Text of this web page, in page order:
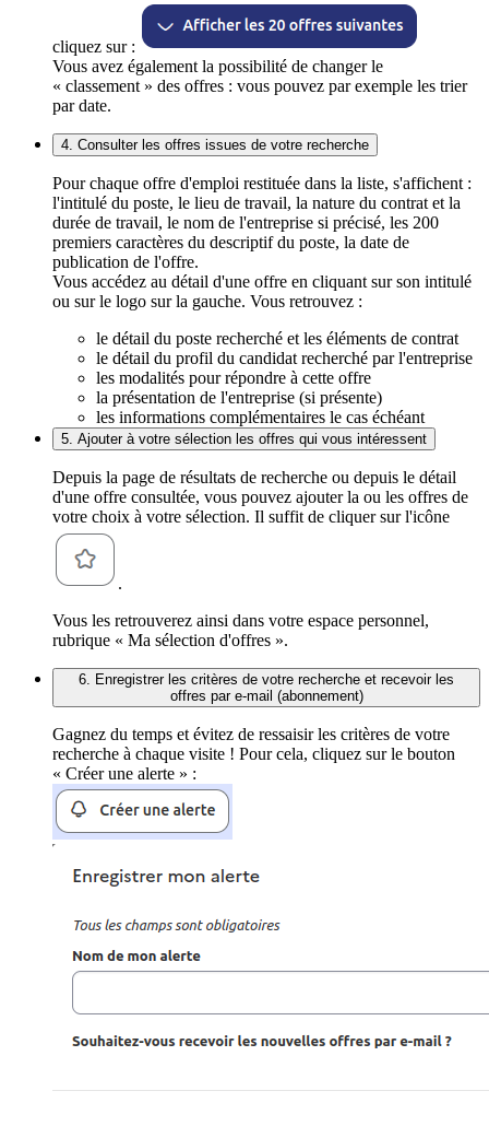
cliquez sur :
Vous avez également la possibilité de changer le
« classement » des offres : vous pouvez par exemple les trier
par date.
4. Consulter les offres issues de votre recherche
Pour chaque offre d'emploi restituée dans la liste, s'affichent :
l'intitulé du poste, le lieu de travail, la nature du contrat et la
durée de travail, le nom de l'entreprise si précisé, les 200
premiers caractères du descriptif du poste, la date de
publication de l'offre.
Vous accédez au détail d'une offre en cliquant sur son intitulé
ou sur le logo sur la gauche. Vous retrouvez :
le détail du poste recherché et les éléments de contrat
le détail du profil du candidat recherché par l'entreprise
les modalités pour répondre à cette offre
la présentation de l'entreprise (si présente)
les informations complémentaires le cas échéant
5. Ajouter à votre sélection les offres qui vous intéressent
Depuis la page de résultats de recherche ou depuis le détail
d'une offre consultée, vous pouvez ajouter la ou les offres de
votre choix à votre sélection. Il suffit de cliquer sur l'icône
.
Vous les retrouverez ainsi dans votre espace personnel,
rubrique « Ma sélection d'offres ».
6. Enregistrer les critères de votre recherche et recevoir les
offres par e-mail (abonnement)
Gagnez du temps et évitez de ressaisir les critères de votre
recherche à chaque visite ! Pour cela, cliquez sur le bouton
« Créer une alerte » :